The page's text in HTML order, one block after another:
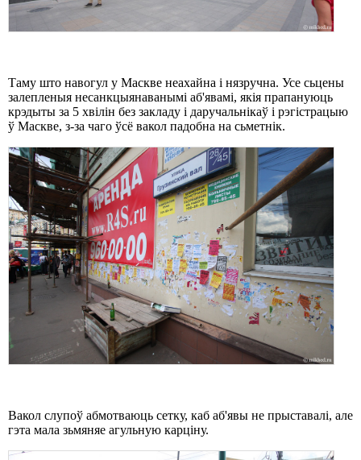
Таму што навогул у Маскве неахайна і нязручна. Усе сьцены
залепленыя несанкцыянаванымі аб'явамі, якія прапануюць
крэдыты за 5 хвілін без закладу і даручальнікаў і рэгістрацыю
ў Маскве, з-за чаго ўсё вакол падобна на сьметнік.
Вакол слупоў абмотваюць сетку, каб аб'явы не прыставалі, але
гэта мала зьмяняе агульную карціну.